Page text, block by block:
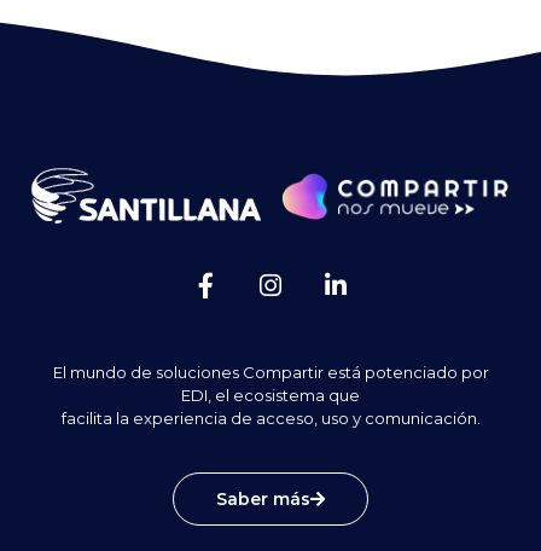
El mundo de soluciones Compartir está potenciado por
EDI, el ecosistema que
facilita la experiencia de acceso, uso y comunicación.
Saber más